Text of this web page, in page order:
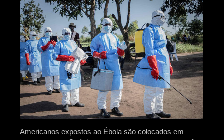
Americanos expostos ao Ébola são colocados em